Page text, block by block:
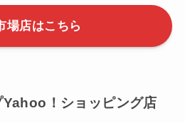
場店はこちら
！ショッピング店